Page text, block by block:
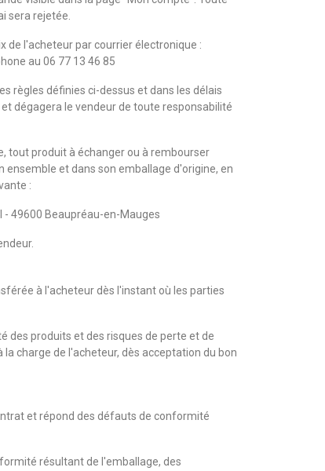
sera rejetée.
de l'acheteur par courrier électronique :
au 06 77 13 46 85
règles définies ci-dessus et dans les délais
dégagera le vendeur de toute responsabilité
tout produit à échanger ou à rembourser
ensemble et dans son emballage d'origine, en
:
49600 Beaupréau-en-Mauges
à l'acheteur dès l'instant où les parties
des produits et des risques de perte et de
charge de l'acheteur, dès acceptation du bon
et répond des défauts de conformité
résultant de l'emballage, des